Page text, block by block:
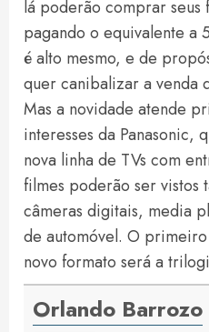
lá poderão comprar seus
pagando o equivalente a
é alto mesmo, e de
quer canibalizar a venda
Mas a novidade atende
interesses da Panasonic,
nova linha de TVs com
filmes poderão ser vistos
câmeras digitais, media
de automóvel. O
novo formato será a
Orlando Barrozo